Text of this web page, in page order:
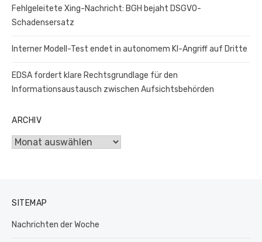
Fehlgeleitete Xing-Nachricht: BGH bejaht DSGVO-
Schadensersatz
Interner Modell-Test endet in autonomem KI-Angriff auf Dritte
EDSA fordert klare Rechtsgrundlage für den
Informationsaustausch zwischen Aufsichtsbehörden
ARCHIV
Archiv
SITEMAP
Nachrichten der Woche